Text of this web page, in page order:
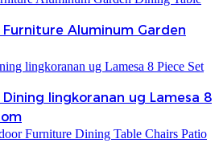
Aluminum Garden
lingkoranan ug Lamesa 8